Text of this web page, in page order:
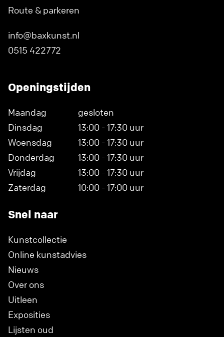
Route & parkeren
info@baxkunst.nl
0515 422772
Openingstijden
Maandag
gesloten
Dinsdag
13:00 - 17:30 uur
Woensdag
13:00 - 17:30 uur
Donderdag
13:00 - 17:30 uur
Vrijdag
13:00 - 17:30 uur
Zaterdag
10:00 - 17:00 uur
Snel naar
Kunstcollectie
Online kunstadvies
Nieuws
Over ons
Uitleen
Exposities
Lijsten oud